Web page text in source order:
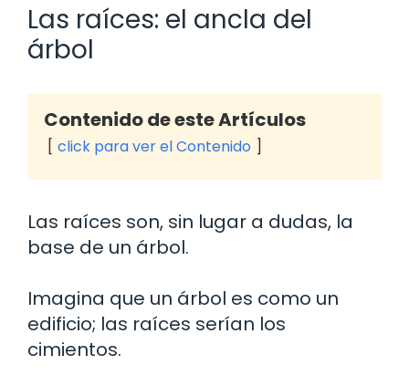
Las raíces: el ancla del
árbol
Contenido de este Artículos
click para ver el Contenido
Las raíces son, sin lugar a dudas, la
base de un árbol.
Imagina que un árbol es como un
edificio; las raíces serían los
cimientos.